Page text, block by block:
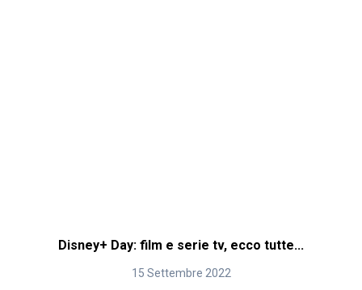
Disney+ Day: film e serie tv, ecco tutte...
15 Settembre 2022